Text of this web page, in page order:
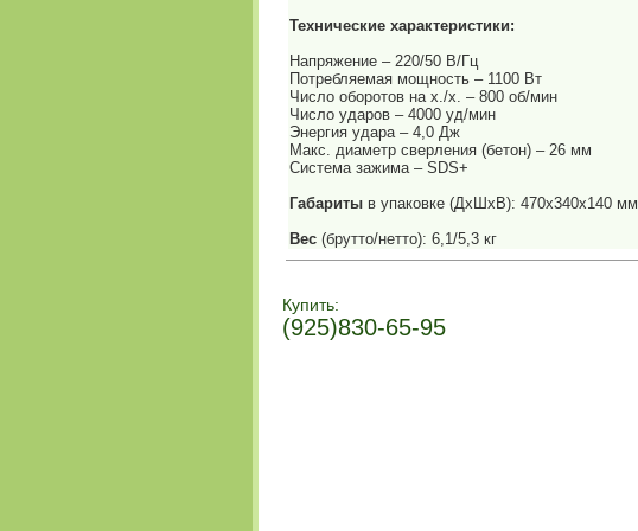
Технические характеристики:
Напряжение – 220/50 В/Гц
Потребляемая мощность – 1100 Вт
Число оборотов на х./х. – 800 об/мин
Число ударов – 4000 уд/мин
Энергия удара – 4,0 Дж
Макс. диаметр сверления (бетон) – 26 мм
Система зажима – SDS+
Габариты в упаковке (ДхШхВ): 470х340х140 мм
Вес (брутто/нетто): 6,1/5,3 кг
Купить:
(925)830-65-95